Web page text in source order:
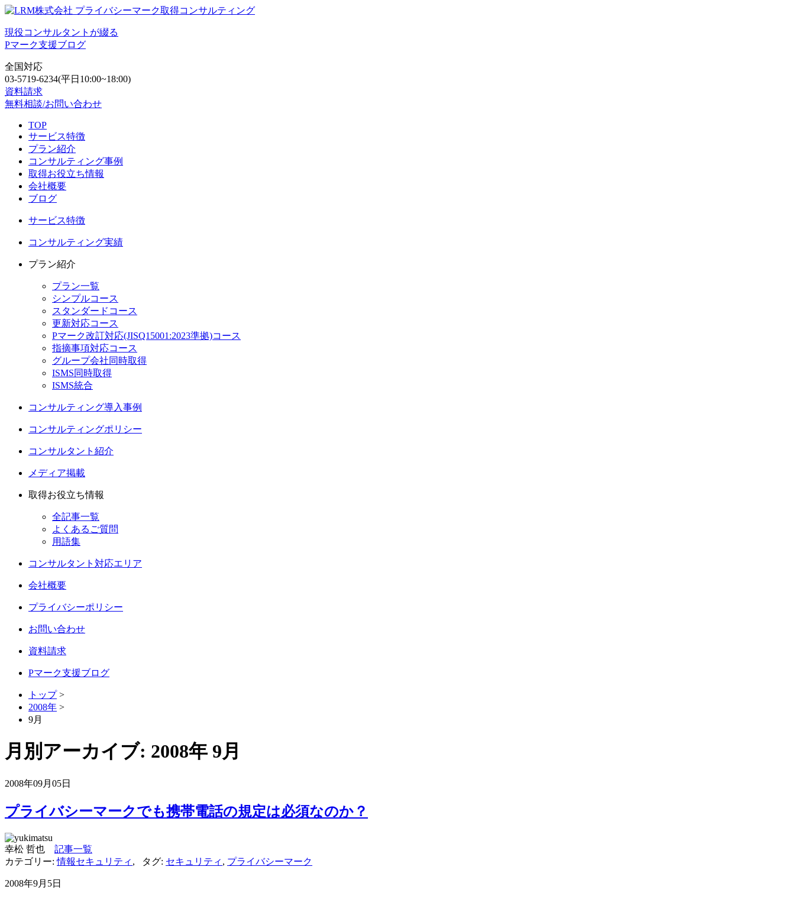
現役コンサルタントが綴る
Pマーク支援ブログ
全国対応
03-5719-6234(平日10:00~18:00)
資料請求
無料相談/お問い合わせ
TOP
サービス特徴
プラン紹介
コンサルティング事例
取得お役立ち情報
会社概要
ブログ
サービス特徴
コンサルティング実績
プラン紹介
プラン一覧
シンプルコース
スタンダードコース
更新対応コース
Pマーク改訂対応(JISQ15001:2023準拠)コース
指摘事項対応コース
グループ会社同時取得
ISMS同時取得
ISMS統合
コンサルティング導入事例
コンサルティングポリシー
コンサルタント紹介
メディア掲載
取得お役立ち情報
全記事一覧
よくあるご質問
用語集
コンサルタント対応エリア
会社概要
プライバシーポリシー
お問い合わせ
資料請求
Pマーク支援ブログ
トップ>
2008年 >
9月
月別アーカイブ: 2008年 9月
2008年09月05日
プライバシーマークでも携帯電話の規定は必須なのか？
幸松 哲也 記事一覧
カテゴリー: 情報セキュリティ , タグ: セキュリティ , プライバシーマーク
2008年9月5日